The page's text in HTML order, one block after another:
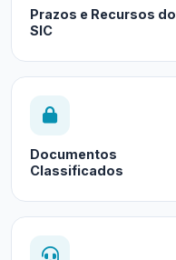
Prazos e Recursos do
SIC
Documentos
Classificados